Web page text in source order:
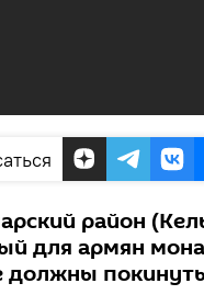
район
для армян
должны